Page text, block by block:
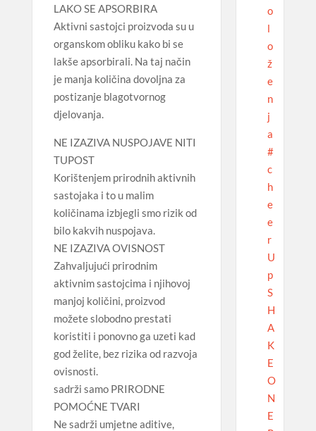
LAKO SE APSORBIRA
Aktivni sastojci proizvoda su u
organskom obliku kako bi se
lakše apsorbirali. Na taj način
je manja količina dovoljna za
postizanje blagotvornog
djelovanja.
NE IZAZIVA NUSPOJAVE NITI
TUPOST
Korištenjem prirodnih aktivnih
sastojaka i to u malim
količinama izbjegli smo rizik od
bilo kakvih nuspojava.
NE IZAZIVA OVISNOST
Zahvaljujući prirodnim
aktivnim sastojcima i njihovoj
manjoj količini, proizvod
možete slobodno prestati
koristiti i ponovno ga uzeti kad
god želite, bez rizika od razvoja
ovisnosti.
sadrži samo PRIRODNE
POMOĆNE TVARI
Ne sadrži umjetne aditive,
o
l
o
ž
e
n
j
a
#
c
h
e
e
r
U
p
S
H
A
K
E
O
N
E